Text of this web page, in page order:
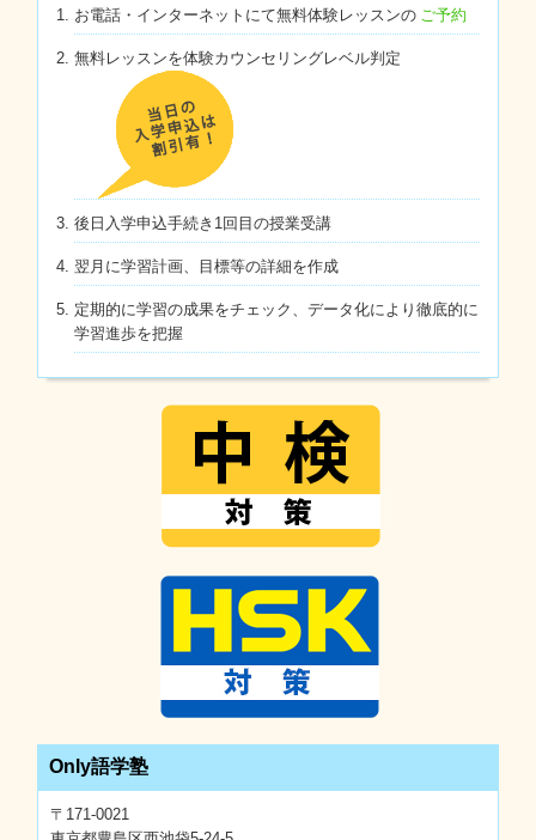
お電話・インターネットにて無料体験レッスンの ご予約
無料レッスンを体験カウンセリングレベル判定
後日入学申込手続き1回目の授業受講
翌月に学習計画、目標等の詳細を作成
定期的に学習の成果をチェック、データ化により徹底的に
学習進歩を把握
Only語学塾
〒171-0021